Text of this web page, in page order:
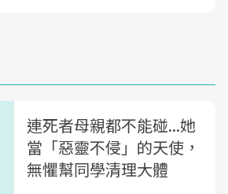
連死者母親都不能碰...她
當「惡靈不侵」的天使，
無懼幫同學清理大體